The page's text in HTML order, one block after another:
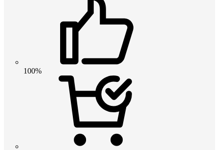
100%